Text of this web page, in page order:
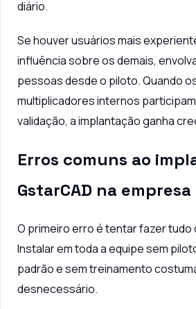
diário.
Se houver usuários mais
influência sobre os demais,
pessoas desde o piloto. Quando
multiplicadores internos
validação, a implantação ganha
Erros comuns ao
GstarCAD na empresa
O primeiro erro é tentar fazer tudo
Instalar em toda a equipe sem
padrão e sem treinamento
desnecessário.